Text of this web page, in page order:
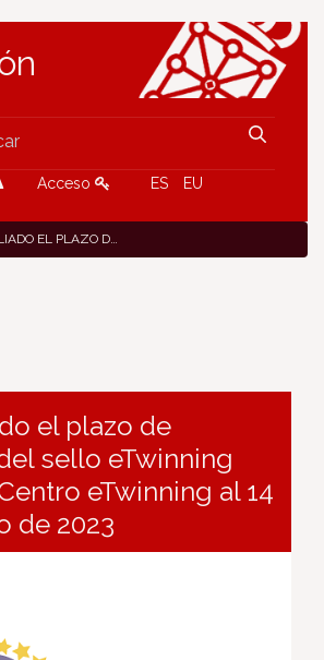
Acceso ES EU
DEL SELLO ETWINNING SCHOOL / CENTRO ETWINNING AL 14 DE FEBRERO DE 2023
el plazo de
sello eTwinning
eTwinning al 14
de 2023